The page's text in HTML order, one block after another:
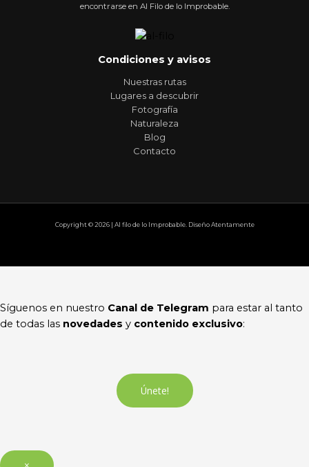
encontrarse en Al Filo de lo Improbable.
Condiciones y avisos
Nuestras rutas
Lugares a descubrir
Fotografía
Naturaleza
Blog
Contacto
Copyright © 2026 | Al filo de lo Improbable. Diseño Atentamente
Síguenos en nuestro Canal de Telegram para estar al tanto
de todas las novedades y contenido exclusivo:
Únete!